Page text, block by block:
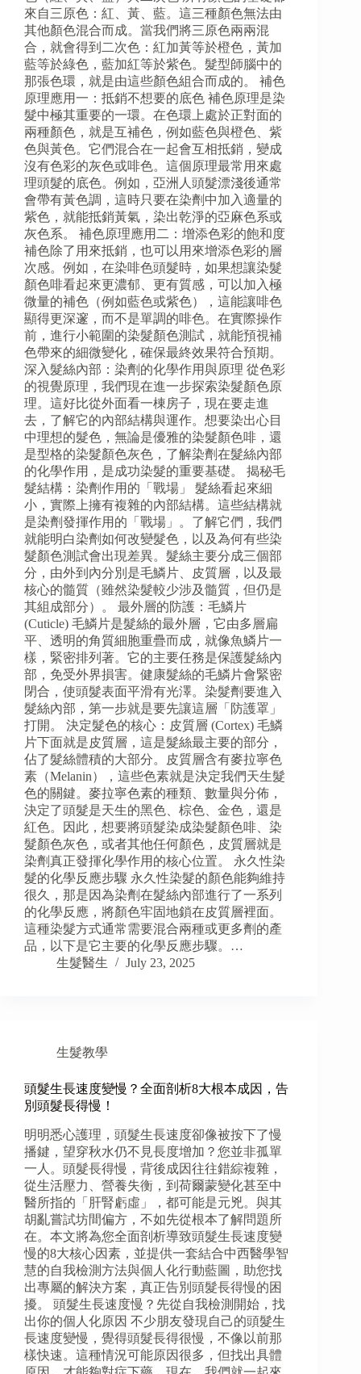
來自三原色：紅、黃、藍。這三種顏色無法由
其他顏色混合而成。當我們將三原色兩兩混
合，就會得到二次色：紅加黃等於橙色，黃加
藍等於綠色，藍加紅等於紫色。髮型師腦中的
那張色環，就是由這些顏色組合而成的。 補色
原理應用一：抵銷不想要的底色 補色原理是染
髮中極其重要的一環。在色環上處於正對面的
兩種顏色，就是互補色，例如藍色與橙色、紫
色與黃色。它們混合在一起會互相抵銷，變成
沒有色彩的灰色或啡色。這個原理最常用來處
理頭髮的底色。例如，亞洲人頭髮漂淺後通常
會帶有黃色調，這時只要在染劑中加入適量的
紫色，就能抵銷黃氣，染出乾淨的亞麻色系或
灰色系。 補色原理應用二：增添色彩的飽和度
補色除了用來抵銷，也可以用來增添色彩的層
次感。例如，在染啡色頭髮時，如果想讓染髮
顏色啡看起來更濃郁、更有質感，可以加入極
微量的補色（例如藍色或紫色），這能讓啡色
顯得更深邃，而不是單調的啡色。在實際操作
前，進行小範圍的染髮顏色測試，就能預視補
色帶來的細微變化，確保最終效果符合預期。
深入髮絲內部：染劑的化學作用與原理 從色彩
的視覺原理，我們現在進一步探索染髮顏色原
理。這好比從外面看一棟房子，現在要走進
去，了解它的內部結構與運作。想要染出心目
中理想的髮色，無論是優雅的染髮顏色啡，還
是型格的染髮顏色灰色，了解染劑在髮絲內部
的化學作用，是成功染髮的重要基礎。 揭秘毛
髮結構：染劑作用的「戰場」 髮絲看起來細
小，實際上擁有複雜的內部結構。這些結構就
是染劑發揮作用的「戰場」。了解它們，我們
就能明白染劑如何改變髮色，以及為何有些染
髮顏色測試會出現差異。髮絲主要分成三個部
分，由外到內分別是毛鱗片、皮質層，以及最
核心的髓質（雖然染髮較少涉及髓質，但仍是
其組成部分）。 最外層的防護：毛鱗片
(Cuticle) 毛鱗片是髮絲的最外層，它由多層扁
平、透明的角質細胞重疊而成，就像魚鱗片一
樣，緊密排列著。它的主要任務是保護髮絲內
部，免受外界損害。健康髮絲的毛鱗片會緊密
閉合，使頭髮表面平滑有光澤。染髮劑要進入
髮絲內部，第一步就是要先讓這層「防護罩」
打開。 決定髮色的核心：皮質層 (Cortex) 毛鱗
片下面就是皮質層，這是髮絲最主要的部分，
佔了髮絲體積的大部分。皮質層含有麥拉寧色
素（Melanin），這些色素就是決定我們天生髮
色的關鍵。麥拉寧色素的種類、數量與分佈，
決定了頭髮是天生的黑色、棕色、金色，還是
紅色。因此，想要將頭髮染成染髮顏色啡、染
髮顏色灰色，或者其他任何顏色，皮質層就是
染劑真正發揮化學作用的核心位置。 永久性染
髮的化學反應步驟 永久性染髮的顏色能夠維持
很久，那是因為染劑在髮絲內部進行了一系列
的化學反應，將顏色牢固地鎖在皮質層裡面。
這種染髮方式通常需要混合兩種或更多劑的產
品，以下是它主要的化學反應步驟。…
生髮醫生
July 23, 2025
生髮教學
頭髮生長速度變慢？全面剖析8大根本成因，告
別頭髮長得慢！
明明悉心護理，頭髮生長速度卻像被按下了慢
播鍵，望穿秋水仍不見長度增加？您並非孤單
一人。頭髮長得慢，背後成因往往錯綜複雜，
從生活壓力、營養失衡，到荷爾蒙變化甚至中
醫所指的「肝腎虧虛」，都可能是元兇。與其
胡亂嘗試坊間偏方，不如先從根本了解問題所
在。本文將為您全面剖析導致頭髮生長速度變
慢的8大核心因素，並提供一套結合中西醫學智
慧的自我檢測方法與個人化行動藍圖，助您找
出專屬的解決方案，真正告別頭髮長得慢的困
擾。 頭髮生長速度慢？先從自我檢測開始，找
出你的個人化原因 不少朋友發現自己的頭髮生
長速度變慢，覺得頭髮長得很慢，不像以前那
樣快速。這種情況可能原因很多，但找出具體